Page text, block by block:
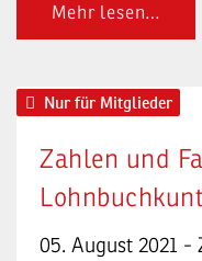
Mehr lesen…
Zahlen und
05. August 2021 -
Nur für Mitglieder